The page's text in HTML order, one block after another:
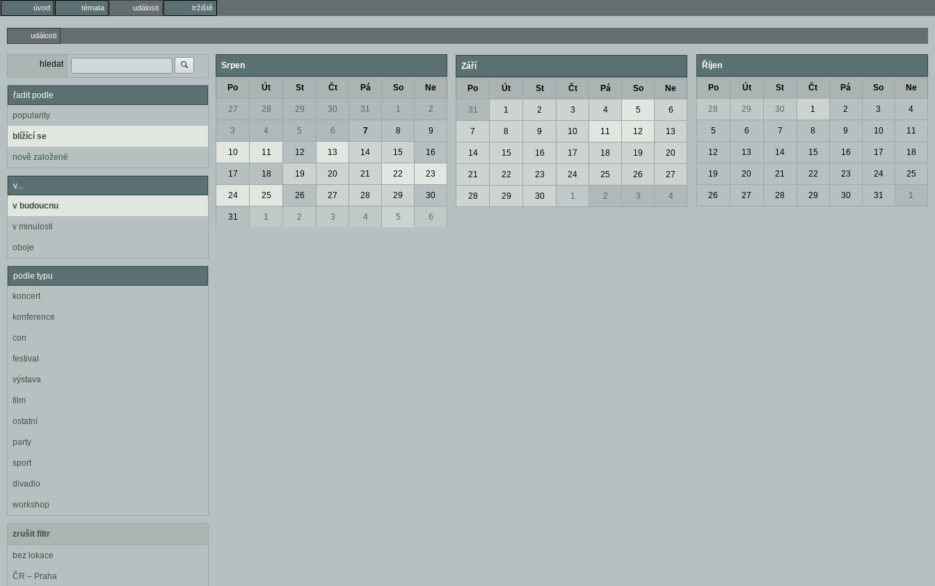
úvod témata události tržiště
události
hledat
řadit podle
popularity
blížící se
nově založené
v...
v budoucnu
v minulosti
oboje
podle typu
koncert
konference
con
festival
výstava
film
ostatní
party
sport
divadlo
workshop
zrušit filtr
bez lokace
ČR – Praha
Srpen
Po Út St Čt Pá So Ne
27 28 29 30 31 1 2
3 4 5 6 7 8 9
10 11 12 13 14 15 16
17 18 19 20 21 22 23
24 25 26 27 28 29 30
31 1 2 3 4 5 6
Září
Po Út St Čt Pá So Ne
31 1 2 3 4 5 6
7 8 9 10 11 12 13
14 15 16 17 18 19 20
21 22 23 24 25 26 27
28 29 30 1 2 3 4
Říjen
Po Út St Čt Pá So Ne
28 29 30 1 2 3 4
5 6 7 8 9 10 11
12 13 14 15 16 17 18
19 20 21 22 23 24 25
26 27 28 29 30 31 1